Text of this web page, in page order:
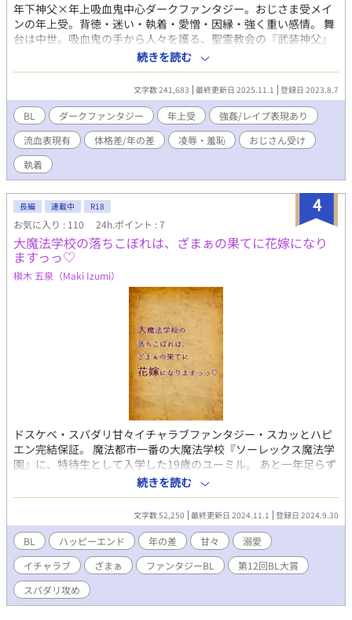
年下神父×年上吸血鬼中心ダークファンタジー。おじさま受メイ
ンの年上受。背徳・迷い・執着・愛憎・因縁・強く重い感情。 舞
台は中世。吸血鬼の手から人々を護る、聖霊教会の『武装神父』
ゲオルギウスは、穢れた新月の夜、宿敵である吸血真祖（ノスフ
ェラトゥ）のルゴシュ伯爵を廃教会の中に追い詰める。 壮齢にし
て鮮やかな美貌を持つ吸血鬼・ルゴシュと、執拗にその命を狙う
若き武装神父・ゲオルギウス。だが、ゲオルギウスは闘いの果
て、教会の戒律に反してルゴシュの肉体を無理矢理辱め、犯して
しまう。 相反しながら絡み合い、引き寄せられる彼らの運命は、
果たして、何処へ。 第3章から、新たに武装司祭のミディアンとそ
の親友である聖堂番のユージィンのコンビが登場。 屍人が這いず
り回るという辺境の村に自ら望んで転任したミディアンとユージ
れる性癖】 第一章Malbenica Nokto：拷問ありの強姦のみ 第二章
Sang de la Jedaz：すべて合意の焦らし攻め・もだもだ距離詰め
第三章Duae Sankt：相棒（バディ）関係キャラCP中心・体格差
第四章Dio Perdito：羞恥責め・媚薬・空イキ・多イキ ■本作品に
登場する世界観は全て架空のものであり、実在するいかなる宗教
団体・または現実の歴史とも一切無関係です。 ■遠慮容赦ない暴
力表現・流血描写がありますので、ご注意ください。 ■露骨な性
描写が含まれる回のタイトルには、目安として『※』をつけてい
ます。 キャラクターデザイン・イラスト：Yum様 番外編：
https://www.alphapolis.co.jp/novel/922355476/341798243
続きを読む
文字数 241,683 最終更新日 2025.11.1 登録日 2023.8.7
BL ダークファンタジー 年上受
強姦/レイプ表現あり
流血表現有
体格差/年の差 凌辱・羞恥
おじさん受け
執着
4
長編 連載中 R18
お気に入り : 110 24h.ポイント : 7
大魔法学校の落ちこぼれは、ざまぁの果てに花嫁になり
ますっっ♡
槇木 五泉（Maki Izumi）
ドスケベ・スパダリ甘々イチャラブファンタジー・スカッとハピ
エン完結保証。 魔法都市一番の大魔法学校『ソーレックス魔法学
園』に、特待生として入学した19歳のユーミル。 あと一年足らず
で卒業試験が待ち受けているが、周囲は皆、裕福な魔法士や貴族
の子弟ばかり。 「貧乏な家の僕がこの学園を卒業しても、魔法士
としてやっていけるのかな…」 そんな迷いで魔法の勉強にも身が
入らず、成績が落ちて、いじめっ子筆頭のバスカルやその取り巻
きにからかわれ続ける毎日。 「うん、よし…！キミのこと、この
ままボクのお嫁さんにしちゃおう…！」 ある日突然部屋に現れ
た、人間離れした美貌の大魔法士（アークメイジ）。グレンと名
乗る美青年は、ユーミルの身体の『魔法回路』を強化する、と言
うが…？ 攻めフェラ、触手責め、結腸責め、空イキ、多イキなど
続きを読む
文字数 52,250 最終更新日 2024.11.1 登録日 2024.9.30
BL ハッピーエンド 年の差 甘々
溺愛
イチャラブ
ざまぁ ファンタジーBL
第12回BL大賞
スパダリ攻め